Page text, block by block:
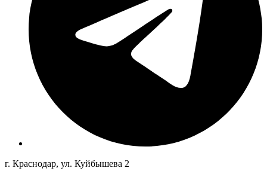
г. Краснодар, ул. Куйбышева 2